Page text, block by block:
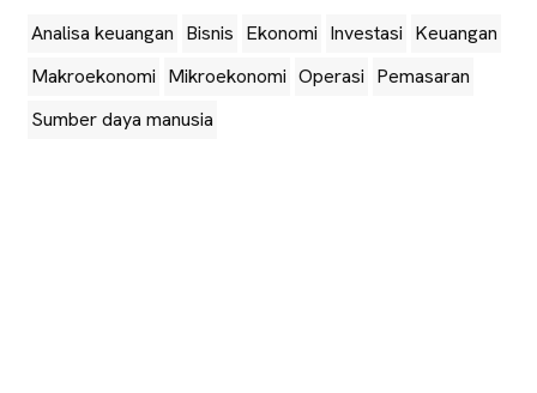
Analisa keuangan Bisnis Ekonomi Investasi Keuangan
Makroekonomi Mikroekonomi Operasi Pemasaran
Sumber daya manusia